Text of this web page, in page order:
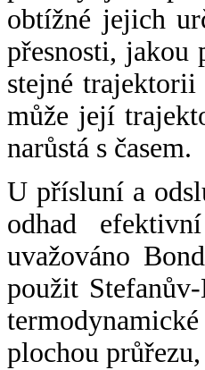
obtížné jejich
přesnosti, jakou
stejné
může její
narůstá s časem.
U přísluní a
odhad
uvažováno
použit
plochou